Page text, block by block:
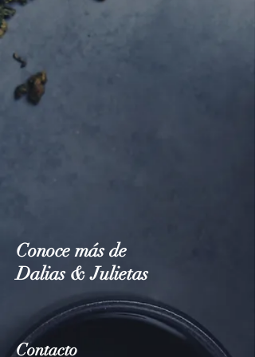
Conoce más de
Dalias & Julietas
Contacto